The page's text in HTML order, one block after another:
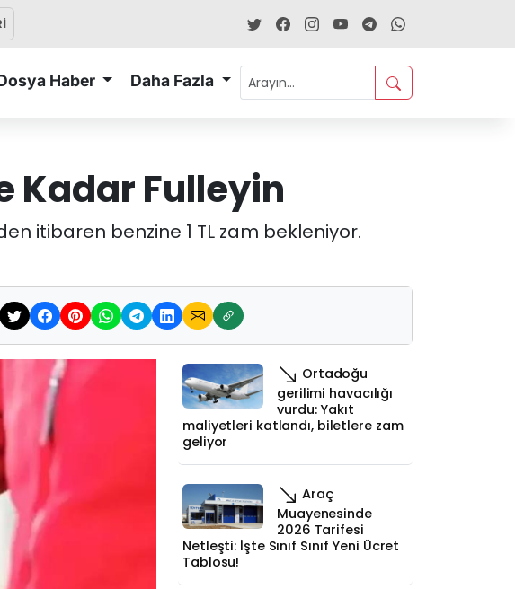
Haber Daha Fazla
Kadar Fulleyin
itibaren benzine 1 TL zam bekleniyor.
Ortadoğu
gerilimi havacılığı
vurdu: Yakıt
maliyetleri katlandı, biletlere zam
geliyor
Araç
Muayenesinde
2026 Tarifesi
Netleşti: İşte Sınıf Sınıf Yeni Ücret
Tablosu!